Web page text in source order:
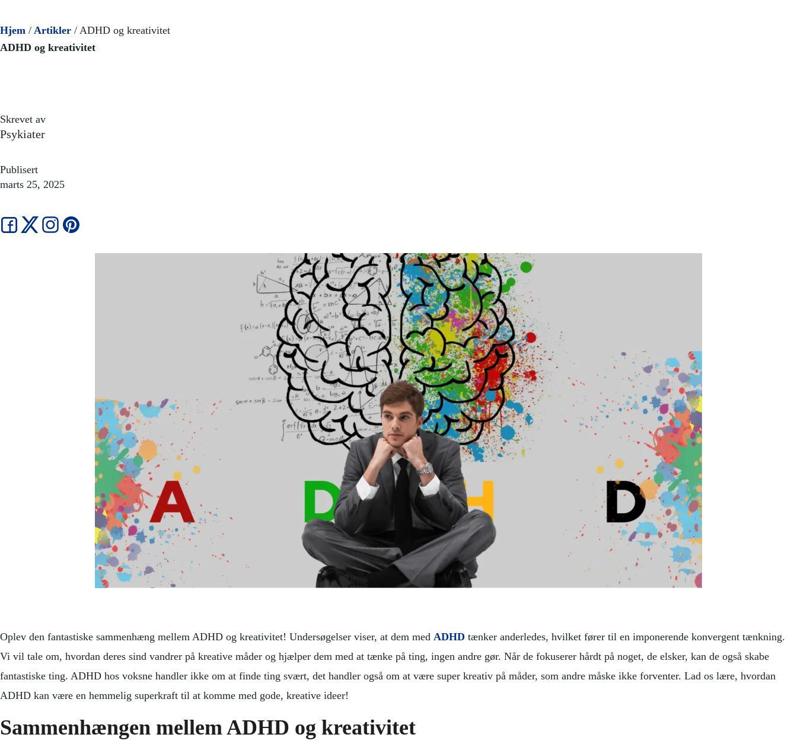
Hjem / Artikler / ADHD og kreativitet
ADHD og kreativitet
Skrevet av
Psykiater
Publisert
marts 25, 2025
Oplev den fantastiske sammenhæng mellem ADHD og kreativitet! Undersøgelser viser, at dem med ADHD tænker anderledes, hvilket fører til en imponerende konvergent tænkning.
Vi vil tale om, hvordan deres sind vandrer på kreative måder og hjælper dem med at tænke på ting, ingen andre gør. Når de fokuserer hårdt på noget, de elsker, kan de også skabe
fantastiske ting. ADHD hos voksne handler ikke om at finde ting svært, det handler også om at være super kreativ på måder, som andre måske ikke forventer. Lad os lære, hvordan
ADHD kan være en hemmelig superkraft til at komme med gode, kreative ideer!
Sammenhængen mellem ADHD og kreativitet